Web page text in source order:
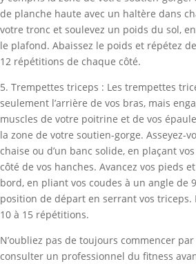
de planche haute avec un haltère dans
votre tronc et soulevez un poids du sol,
le plafond. Abaissez le poids et répétez
12 répétitions de chaque côté.
5. Trempettes triceps : Les trempettes
seulement l’arrière de vos bras, mais
muscles de votre poitrine et de vos
la zone de votre soutien-gorge. Asseyez-
chaise ou d’un banc solide, en plaçant
côté de vos hanches. Avancez vos pieds
bord, en pliant vos coudes à un angle de
position de départ en serrant vos triceps.
10 à 15 répétitions.
N’oubliez pas de toujours commencer
consulter un professionnel du fitness